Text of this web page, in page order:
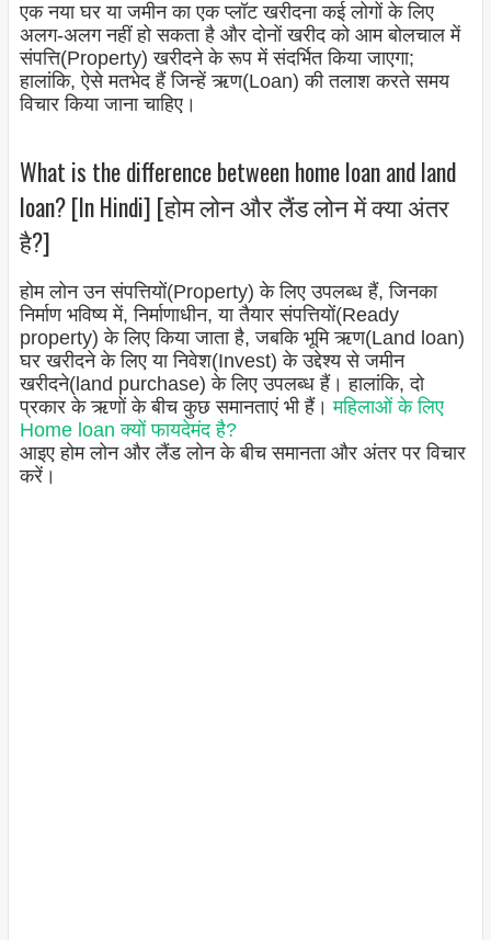
एक नया घर या जमीन का एक प्लॉट खरीदना कई लोगों के लिए
अलग-अलग नहीं हो सकता है और दोनों खरीद को आम बोलचाल में
संपत्ति(Property) खरीदने के रूप में संदर्भित किया जाएगा;
हालांकि, ऐसे मतभेद हैं जिन्हें ऋण(Loan) की तलाश करते समय
विचार किया जाना चाहिए।
What is the difference between home loan and land
loan? [In Hindi] [होम लोन और लैंड लोन में क्या अंतर
है?]
होम लोन उन संपत्तियों(Property) के लिए उपलब्ध हैं, जिनका
निर्माण भविष्य में, निर्माणाधीन, या तैयार संपत्तियों(Ready
property) के लिए किया जाता है, जबकि भूमि ऋण(Land loan)
घर खरीदने के लिए या निवेश(Invest) के उद्देश्य से जमीन
खरीदने(land purchase) के लिए उपलब्ध हैं। हालांकि, दो
प्रकार के ऋणों के बीच कुछ समानताएं भी हैं।महिलाओं के लिए
Home loan क्यों फायदेमंद है?
आइए होम लोन और लैंड लोन के बीच समानता और अंतर पर विचार
करें।